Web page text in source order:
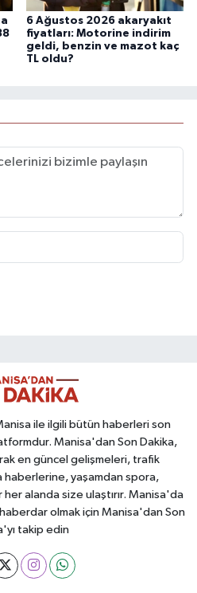
6 Ağustos 2026 akaryakıt
fiyatları: Motorine indirim
geldi, benzin ve mazot kaç
TL oldu?
ile ilgili bütün haberleri son
Manisa'dan Son Dakika,
en güncel gelişmeleri, trafik
haberlerine, yaşamdan spora,
alanda size ulaştırır. Manisa'da
olmak için Manisa'dan Son
takip edin